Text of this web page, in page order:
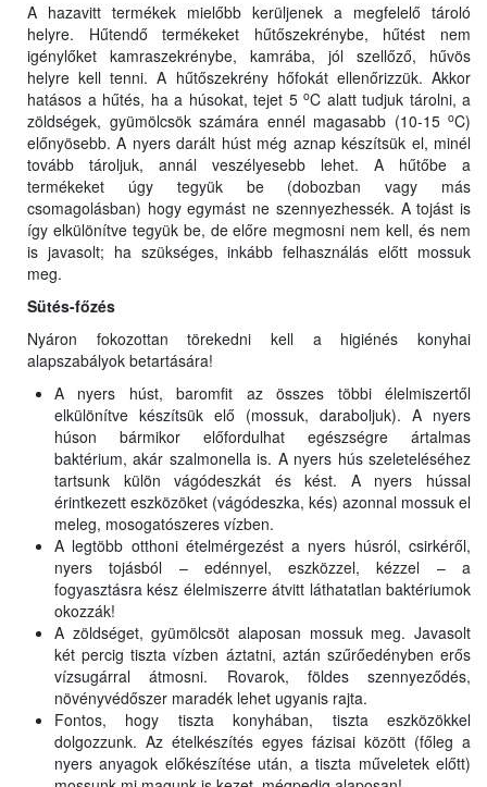
A hazavitt termékek mielőbb kerüljenek a megfelelő tároló
helyre. Hűtendő termékeket hűtőszekrénybe, hűtést nem
igénylőket kamraszekrénybe, kamrába, jól szellőző, hűvös
helyre kell tenni. A hűtőszekrény hőfokát ellenőrizzük. Akkor
hatásos a hűtés, ha a húsokat, tejet 5 oC alatt tudjuk tárolni, a
zöldségek, gyümölcsök számára ennél magasabb (10-15 oC)
előnyösebb. A nyers darált húst még aznap készítsük el, minél
tovább tároljuk, annál veszélyesebb lehet. A hűtőbe a
termékeket úgy tegyük be (dobozban vagy más
csomagolásban) hogy egymást ne szennyezhessék. A tojást is
így elkülönítve tegyük be, de előre megmosni nem kell, és nem
is javasolt; ha szükséges, inkább felhasználás előtt mossuk
meg.
Sütés-főzés
Nyáron fokozottan törekedni kell a higiénés konyhai
alapszabályok betartására!
A nyers húst, baromfit az összes többi élelmiszertől
elkülönítve készítsük elő (mossuk, daraboljuk). A nyers
húson bármikor előfordulhat egészségre ártalmas
baktérium, akár szalmonella is. A nyers hús szeleteléséhez
tartsunk külön vágódeszkát és kést. A nyers hússal
érintkezett eszközöket (vágódeszka, kés) azonnal mossuk el
meleg, mosogatószeres vízben.
A legtöbb otthoni ételmérgezést a nyers húsról, csirkéről,
nyers tojásból – edénnyel, eszközzel, kézzel – a
fogyasztásra kész élelmiszerre átvitt láthatatlan baktériumok
okozzák!
A zöldséget, gyümölcsöt alaposan mossuk meg. Javasolt
két percig tiszta vízben áztatni, aztán szűrőedényben erős
vízsugárral átmosni. Rovarok, földes szennyeződés,
növényvédőszer maradék lehet ugyanis rajta.
Fontos, hogy tiszta konyhában, tiszta eszközökkel
dolgozzunk. Az ételkészítés egyes fázisai között (főleg a
nyers anyagok előkészítése után, a tiszta műveletek előtt)